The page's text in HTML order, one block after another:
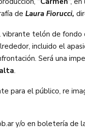
de Laura Fiorucci,
telón de fondo
incluido el
Será una
.
para el público, re
y/o en boletería de